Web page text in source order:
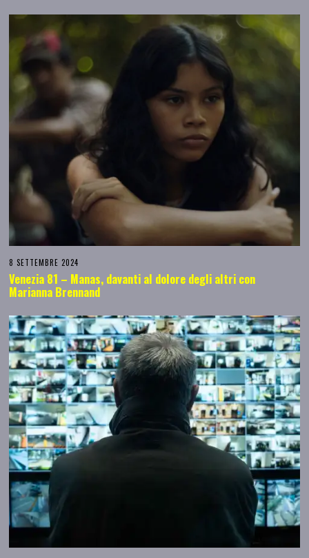
8 SETTEMBRE 2024
Venezia 81 – Manas, davanti al dolore degli altri con
Marianna Brennand